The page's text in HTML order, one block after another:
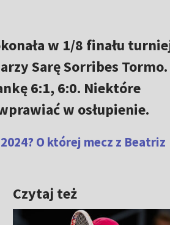
w 1/8 finału
Sarę Sorribes Tormo.
6:1, 6:0. Niektóre
w osłupienie.
O której mecz z Beatriz
Czytaj też